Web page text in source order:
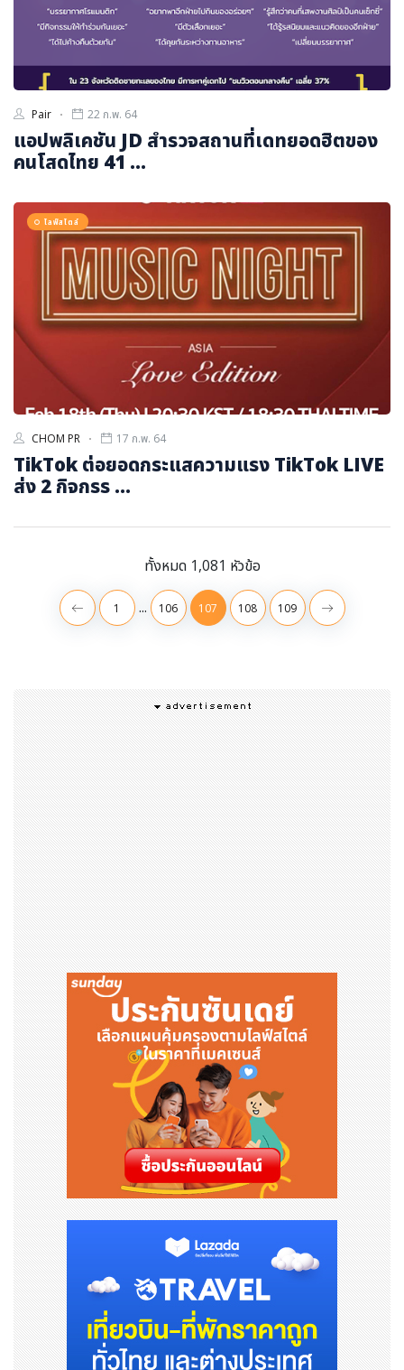
Pair 22 ก.พ. 64
แอปพลิเคชัน JD สำรวจสถานที่เดทยอดฮิตของ
คนโสดไทย 41 ...
ไลฟ์สไตล์
CHOM PR 17 ก.พ. 64
TikTok ต่อยอดกระแสความแรง TikTok LIVE
ส่ง 2 กิจกรร ...
ทั้งหมด 1,081 หัวข้อ
1 ... 106 107 108 109